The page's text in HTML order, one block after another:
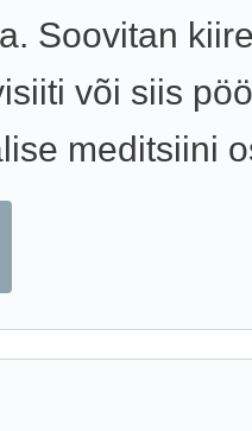
Soovitan
või siis
meditsiini